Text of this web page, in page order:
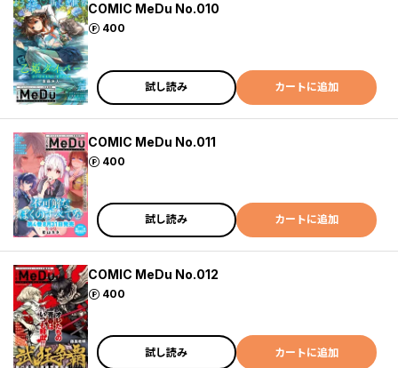
COMIC MeDu No.010
400
ポイント
試し読み カートに追加
COMIC MeDu No.011
400
ポイント
試し読み カートに追加
COMIC MeDu No.012
400
ポイント
試し読み カートに追加